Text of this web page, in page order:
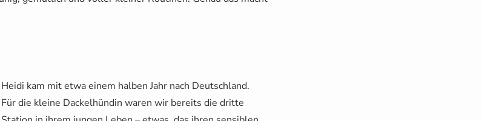
Heidi kam mit etwa einem halben Jahr nach Deutschland.
Für die kleine Dackelhündin waren wir bereits die dritte